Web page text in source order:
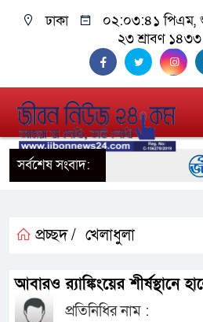
ঢাকা ০২:০৩:৪২ পিএম,
২৩ শ্রাবণ ১৪৩৩
সর্বশেষ সংবাদ:
প্রচ্ছদ / খেলাধুলা
আবারও র‌্যাঙ্কিংয়ের শীর্ষস্থানে
প্রতিনিধির নাম :